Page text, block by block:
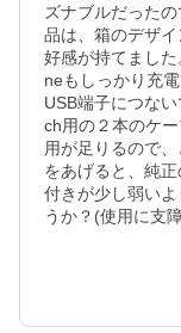
ズナブルだった
品は、箱のデザ
好感が持てまし
neもしっかり充
USB端子につな
ch用の２本のケ
用が足りるので
をあげると、純
付きが少し弱い
うか？(使用に支